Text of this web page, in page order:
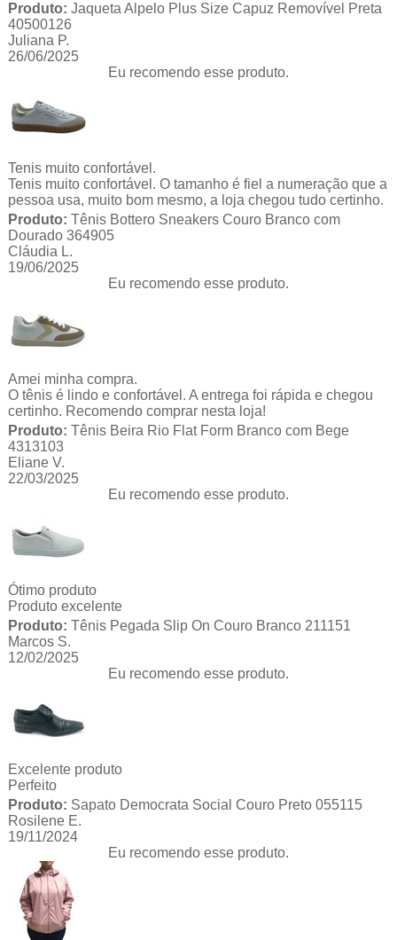
Produto: Jaqueta Alpelo Plus Size Capuz Removível Preta
40500126
Juliana P.
26/06/2025
Eu recomendo esse produto.
Tenis muito confortável.
Tenis muito confortável. O tamanho é fiel a numeração que a
pessoa usa, muito bom mesmo, a loja chegou tudo certinho.
Produto: Tênis Bottero Sneakers Couro Branco com
Dourado 364905
Cláudia L.
19/06/2025
Eu recomendo esse produto.
Amei minha compra.
O tênis é lindo e confortável. A entrega foi rápida e chegou
certinho. Recomendo comprar nesta loja!
Produto: Tênis Beira Rio Flat Form Branco com Bege
4313103
Eliane V.
22/03/2025
Eu recomendo esse produto.
Ótimo produto
Produto excelente
Produto: Tênis Pegada Slip On Couro Branco 211151
Marcos S.
12/02/2025
Eu recomendo esse produto.
Excelente produto
Perfeito
Produto: Sapato Democrata Social Couro Preto 055115
Rosilene E.
19/11/2024
Eu recomendo esse produto.